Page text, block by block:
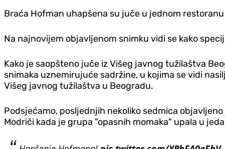
Braća Hofman uhapšena su juče u jednom
Na najnovijem objavljenom snimku vidi se kako
Kako je saopšteno juče iz Višeg javnog tužilaštva
snimaka uznemirujuće sadržine, u kojima se vidi
Višeg javnog tužilaštva u Beogradu.
Podsjećamo, posljednjih nekoliko sedmica
Modriči kada je grupa "opasnih momaka" upala u